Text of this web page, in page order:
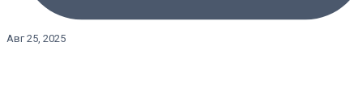
Авг 25, 2025